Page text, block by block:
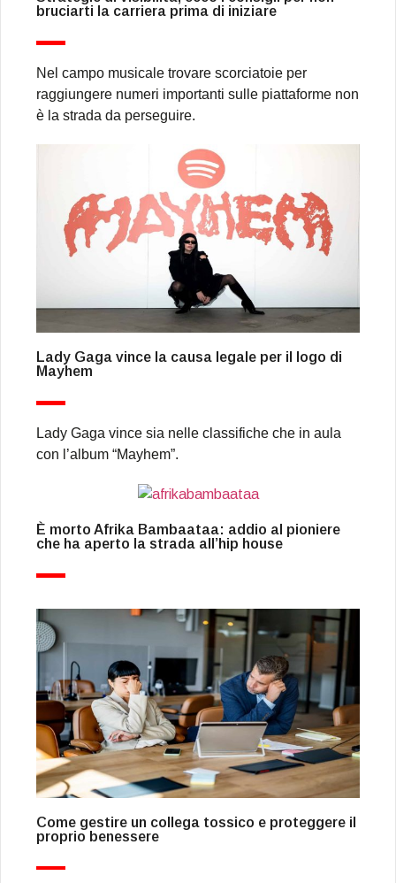
bruciarti la carriera prima di iniziare
Nel campo musicale trovare scorciatoie per
raggiungere numeri importanti sulle piattaforme non
è la strada da perseguire.
Lady Gaga vince la causa legale per il logo di
Mayhem
Lady Gaga vince sia nelle classifiche che in aula
con l’album “Mayhem”.
È morto Afrika Bambaataa: addio al pioniere
che ha aperto la strada all’hip house
Come gestire un collega tossico e proteggere il
proprio benessere